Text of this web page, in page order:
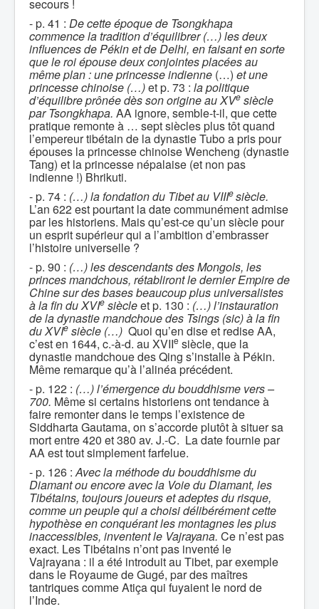
secours !
- p. 41 : De cette époque de Tsongkhapa
commence la tradition d’équilibrer (…) les deux
influences de Pékin et de Delhi, en faisant en sorte
que le roi épouse deux conjointes placées au
même plan : une princesse indienne (…) et une
princesse chinoise (…)et p. 73 : la politique
d’équilibre prônée dès son origine au XVe siècle
par Tsongkhapa. AA ignore, semble-t-il, que cette
pratique remonte à … sept siècles plus tôt quand
l’empereur tibétain de la dynastie Tubo a pris pour
épouses la princesse chinoise Wencheng (dynastie
Tang) et la princesse népalaise (et non pas
indienne !) Bhrikuti.
- p. 74 : (…) la fondation du Tibet au VIIIesiècle.
L’an 622 est pourtant la date communément admise
par les historiens. Mais qu’est-ce qu’un siècle pour
un esprit supérieur qui a l’ambition d’embrasser
l’histoire universelle ?
- p. 90 : (…) les descendants des Mongols, les
princes mandchous, rétabliront le dernier Empire de
Chine sur des bases beaucoup plus universalistes
à la fin du XVIe siècleet p. 130 : (…) l’instauration
de la dynastie mandchoue des Tsings (sic) à la fin
du XVIe siècle (…) Quoi qu’en dise et redise AA,
c’est en 1644, c.-à-d. au XVIIe siècle, que la
dynastie mandchoue des Qing s’installe à Pékin.
Même remarque qu’à l’alinéa précédent.
- p. 122 : (…) l’émergence du bouddhisme vers –
700. Même si certains historiens ont tendance à
faire remonter dans le temps l’existence de
Siddharta Gautama, on s’accorde plutôt à situer sa
mort entre 420 et 380 av. J.-C. La date fournie par
AA est tout simplement farfelue.
- p. 126 :Avec la méthode du bouddhisme du
Diamant ou encore avec la Voie du Diamant, les
Tibétains, toujours joueurs et adeptes du risque,
comme un peuple qui a choisi délibérément cette
hypothèse en conquérant les montagnes les plus
inaccessibles, inventent le Vajrayana. Ce n’est pas
exact. Les Tibétains n’ont pas inventé le
Vajrayana : il a été introduit au Tibet, par exemple
dans le Royaume de Gugé, par des maîtres
tantriques comme Atiça qui fuyaient le nord de
l’Inde.